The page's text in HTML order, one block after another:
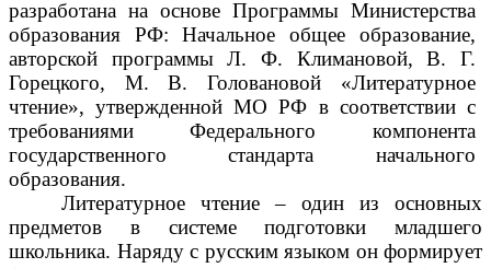
разработана на основе Программы Министерства
образования РФ: Начальное общее образование,
авторской программы Л. Ф. Климановой, В. Г.
Горецкого, М. В. Головановой «Литературное
чтение», утвержденной МО РФ в соответствии с
требованиями Федерального компонента
государственного стандарта начального
образования.
Литературное чтение – один из основных
предметов в системе подготовки младшего
школьника. Наряду с русским языком он формирует